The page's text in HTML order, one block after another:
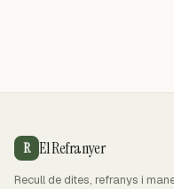
R El Refranyer
Recull de dites, refranys i